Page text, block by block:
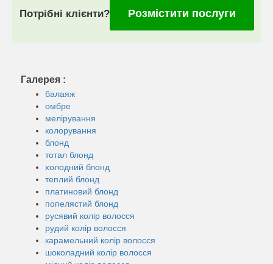
Потрібні клієнти? Розмістити послуги
Галерея :
балаяж
омбре
мелірування
колорування
блонд
тотал блонд
холодний блонд
теплий блонд
платиновий блонд
попелястий блонд
русявий колір волосся
рудий колір волосся
карамельний колір волосся
шоколадний колір волосся